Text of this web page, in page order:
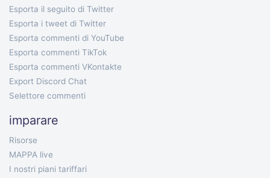
Esporta il seguito di Twitter
Esporta i tweet di Twitter
Esporta commenti di YouTube
Esporta commenti TikTok
Esporta commenti VKontakte
Export Discord Chat
Selettore commenti
imparare
Risorse
MAPPA live
I nostri piani tariffari